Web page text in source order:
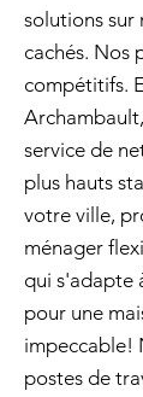
solutions sur
cachés. Nos
compétitifs.
service de
plus hauts
votre ville,
ménager
qui s'adapte
pour une
impeccable!
postes de